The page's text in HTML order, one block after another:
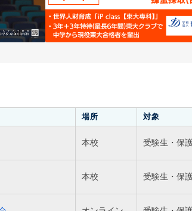
場所 対象
本校 受験生・保
本校 受験生・保